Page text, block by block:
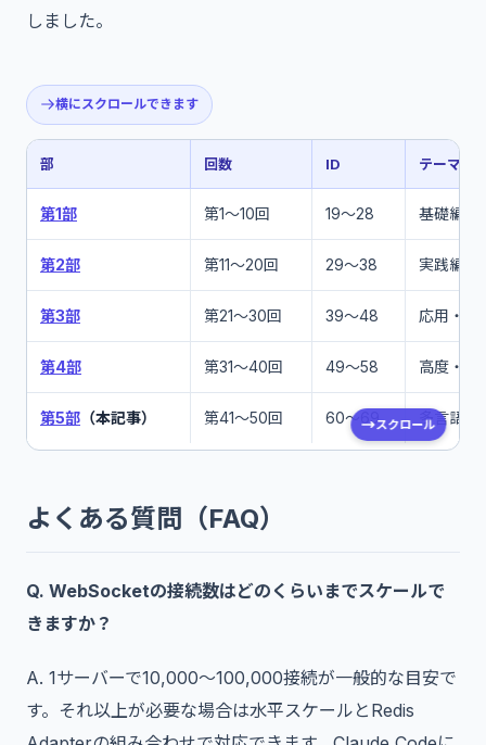
しました。
横にスクロールできます
部 回数 ID テーマ
第1部 第1〜10回 19〜28 基礎編
第2部 第11〜20回 29〜38 実践編
第3部 第21〜30回 39〜48 応用・専
第4部 第31〜40回 49〜58 高度・専
第5部 （本記事） 第41〜50回 60〜69 多言語
スクロール
よくある質問（FAQ）
Q. WebSocketの接続数はどのくらいまでスケールで
きますか？
A. 1サーバーで10,000〜100,000接続が一般的な目安で
す。それ以上が必要な場合は水平スケールとRedis